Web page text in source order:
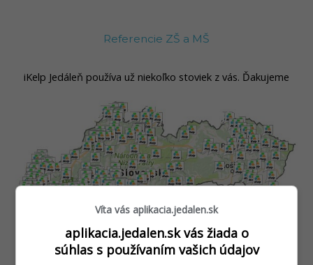
Referencie ZŠ a MŠ
iKelp Jedáleň používa už niekoľko stoviek z vás. Ďakujeme
Víta vás aplikacia.jedalen.sk
aplikacia.jedalen.sk vás žiada o
súhlas s používaním vašich údajov